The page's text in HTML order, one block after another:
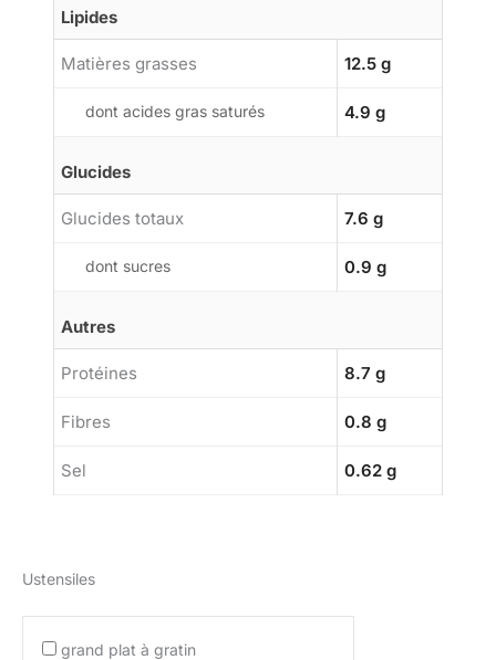
Lipides
Matières grasses 12.5 g
dont acides gras saturés 4.9 g
Glucides
Glucides totaux 7.6 g
dont sucres 0.9 g
Autres
Protéines 8.7 g
Fibres 0.8 g
Sel 0.62 g
Ustensiles
grand plat à gratin